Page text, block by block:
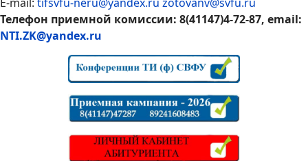
Телефон приемной комиссии: 8(41147)4-72-87, email:
NTI.ZK@yandex.ru